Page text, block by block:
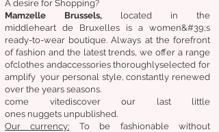
A desire for Shopping?
Mamzelle Brussels, located in the
middleheart de Bruxelles is a women&#39;s
ready-to-wear boutique. Always at the forefront
of fashion and the latest trends, we offer a range
ofclothes andaccessories thoroughlyselected for
amplify your personal style, constantly renewed
over the years seasons.
come vitediscoverour last little
ones nuggets unpublished.
Our currency:
To be fashionable without